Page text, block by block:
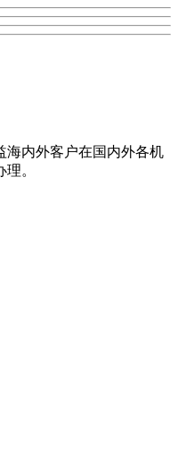
海内外客户在国内外各机
。